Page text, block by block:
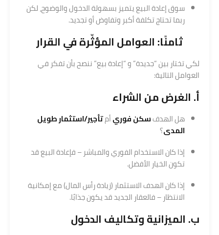
سوق إعادة البيع يتميز بسهولة الدخول والوضوح، لكن
ربما تحتاج تكلفة أكبر وتفاوض أو تجديد.
ثامنًا: العوامل المؤثّرة في القرار
لكي تختار بين “جديدة” و “إعادة بيع” ننصح بأن تفكر في
العوامل التالية:
أ. الغرض من الشراء
هل الهدفسكن فوريأمتأجير/استثمارطويل
المدى؟
إذا كان الاستخدام الفوري والمباشر – فإعادة البيع قد
تكون الخيار الأفضل.
إذا كان الهدف الاستثمار (زيادة رأس المال) مع إمكانية
الانتظار – فالعقار الجديد قد يكون جذابًا.
ب. الميزانية وتكاليف الدخول